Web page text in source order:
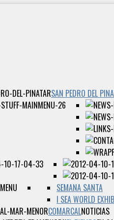
SAN PEDRO DEL
SEMANA SANTA
I SEA WORLD
COMARCALNOTICIAS